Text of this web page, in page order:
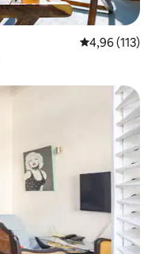
4,96 av 5 i
4,96 (113)